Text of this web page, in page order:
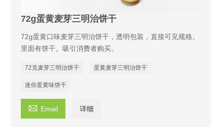
72g蛋黄麦芽三明治饼干
72g蛋黄口味麦芽三明治饼干，透明包装，直接可见规格。
里面有饼干。吸引消费者购买。
72克麦芽三明治饼干 蛋黄麦芽三明治饼干
迷你蛋黄味饼干
 Email 详细